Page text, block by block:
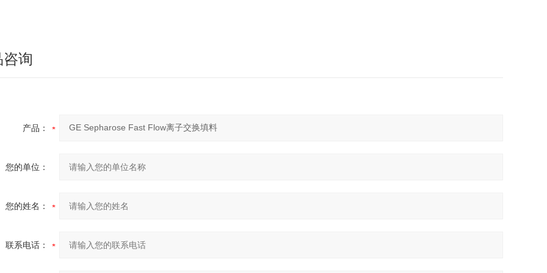
询
产品：
您的单位：
您的姓名：
联系电话：